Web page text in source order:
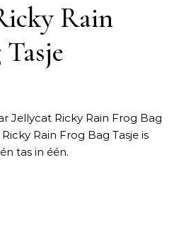
Rain
Jellycat Ricky Rain Frog Bag
Rain Frog Bag Tasje is
tas in één.